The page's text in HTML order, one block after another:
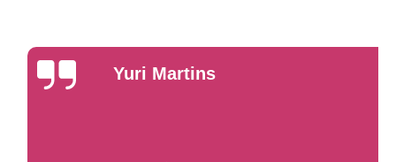
Yuri Martins